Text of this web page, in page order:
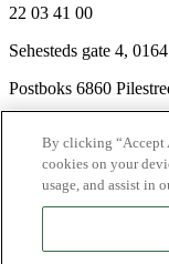
22 03 41 00
Sehesteds gate 4,
Postboks 6860
Nyhetsbrev
Ledige stillinger
Send inn manus
By clicking “Accept
cookies on your
usage, and assist in